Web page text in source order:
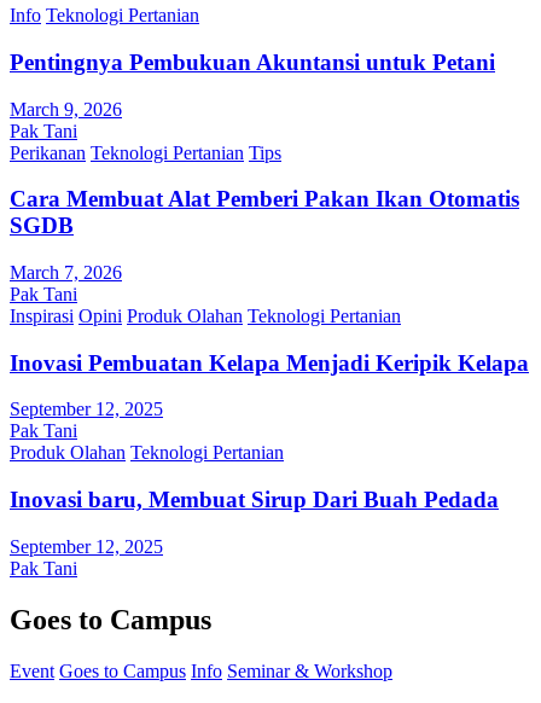
Info Teknologi Pertanian
Pentingnya Pembukuan Akuntansi untuk Petani
March 9, 2026
Pak Tani
Perikanan Teknologi Pertanian Tips
Cara Membuat Alat Pemberi Pakan Ikan Otomatis
SGDB
March 7, 2026
Pak Tani
Inspirasi Opini Produk Olahan Teknologi Pertanian
Inovasi Pembuatan Kelapa Menjadi Keripik Kelapa
September 12, 2025
Pak Tani
Produk Olahan Teknologi Pertanian
Inovasi baru, Membuat Sirup Dari Buah Pedada
September 12, 2025
Pak Tani
Goes to Campus
Event Goes to Campus Info Seminar & Workshop